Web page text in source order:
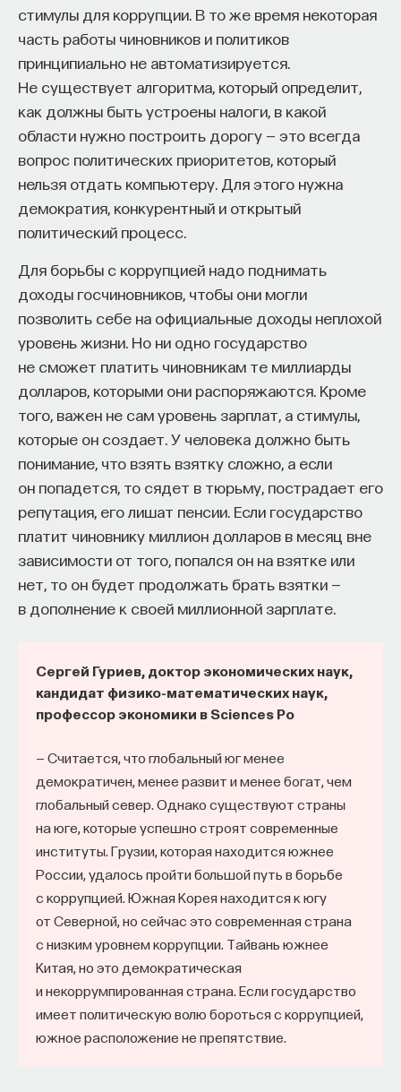
стимулы для коррупции. В то же время некоторая
часть работы чиновников и политиков
принципиально не автоматизируется.
Не существует алгоритма, который определит,
как должны быть устроены налоги, в какой
области нужно построить дорогу — это всегда
вопрос политических приоритетов, который
нельзя отдать компьютеру. Для этого нужна
демократия, конкурентный и открытый
политический процесс.
Для борьбы с коррупцией надо поднимать
доходы госчиновников, чтобы они могли
позволить себе на официальные доходы неплохой
уровень жизни. Но ни одно государство
не сможет платить чиновникам те миллиарды
долларов, которыми они распоряжаются. Кроме
того, важен не сам уровень зарплат, а стимулы,
которые он создает. У человека должно быть
понимание, что взять взятку сложно, а если
он попадется, то сядет в тюрьму, пострадает его
репутация, его лишат пенсии. Если государство
платит чиновнику миллион долларов в месяц вне
зависимости от того, попался он на взятке или
нет, то он будет продолжать брать взятки —
в дополнение к своей миллионной зарплате.
Сергей Гуриев, доктор экономических наук,
кандидат физико-математических наук,
профессор экономики в Sciences Po
— Считается, что глобальный юг менее
демократичен, менее развит и менее богат, чем
глобальный север. Однако существуют страны
на юге, которые успешно строят современные
институты. Грузии, которая находится южнее
России, удалось пройти большой путь в борьбе
с коррупцией. Южная Корея находится к югу
от Северной, но сейчас это современная страна
с низким уровнем коррупции. Тайвань южнее
Китая, но это демократическая
и некоррумпированная страна. Если государство
имеет политическую волю бороться с коррупцией,
южное расположение не препятствие.